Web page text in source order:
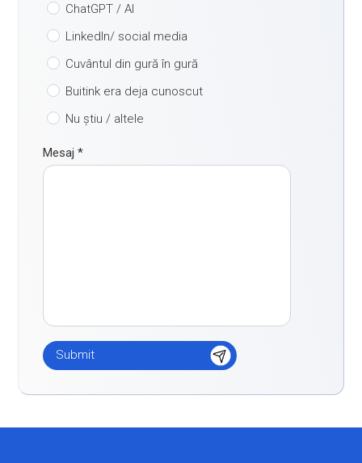
ChatGPT / AI
LinkedIn/ social media
Cuvântul din gură în gură
Buitink era deja cunoscut
Nu știu / altele
Mesaj*